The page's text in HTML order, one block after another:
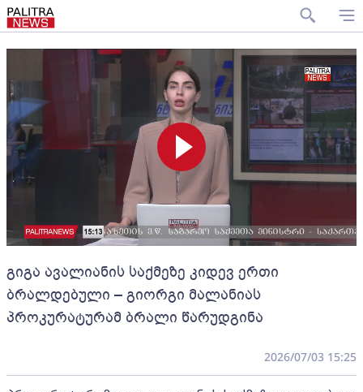
გიგა ავალიანის საქმეზე კიდევ ერთი
ბრალდებული – გიორგი მალანიას
პროკურატურამ ბრალი წარუდგინა
2026/07/03 15:25